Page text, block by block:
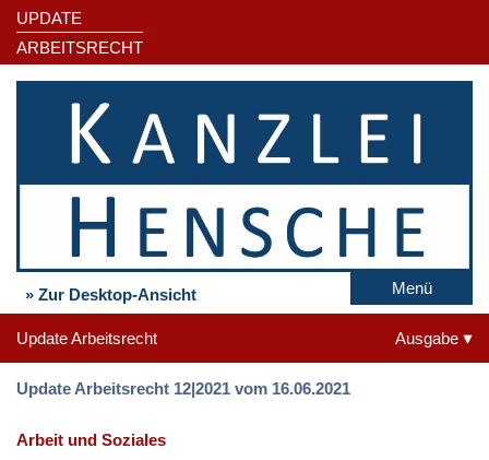
UPDATE
ARBEITSRECHT
» Zur Desktop-Ansicht Menü
Update Arbeitsrecht Ausgabe
Update Arbeitsrecht 12|2021 vom 16.06.2021
Arbeit und Soziales